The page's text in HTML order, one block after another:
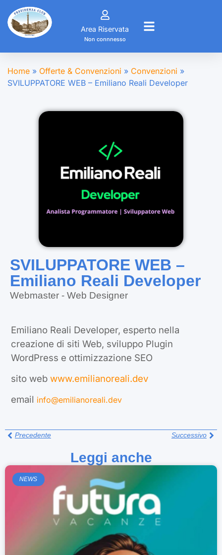
Area Riservata
Non connnesso
Home » Offerte & Convenzioni » Convenzioni »
SVILUPPATORE WEB – Emiliano Reali Developer
SVILUPPATORE WEB –
Emiliano Reali Developer
Webmaster - Web Designer
Emiliano Reali Developer, esperto nella
creazione di siti Web, sviluppo Plugin
WordPress e ottimizzazione SEO
sito web www.emilianoreali.dev
email info@emilianoreali.dev
Precedente Successivo
Leggi anche
NEWS